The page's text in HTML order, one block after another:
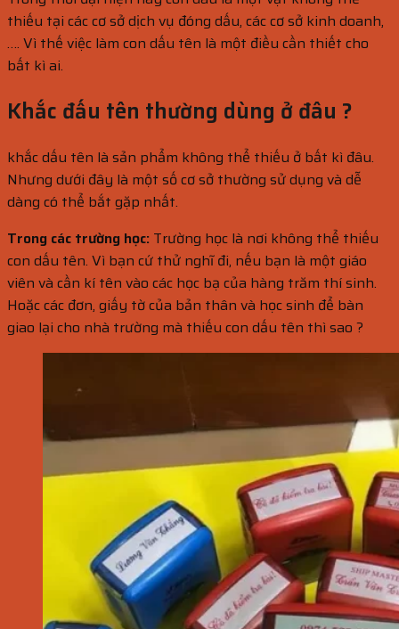
thiếu tại các cơ sở dịch vụ đóng dấu, các cơ sở kinh doanh,
…. Vì thế việc làm con dấu tên là một điều cần thiết cho
bất kì ai.
Khắc đấu tên thường dùng ở đâu ?
khắc dấu tên là sản phẩm không thể thiếu ở bất kì đâu.
Nhưng dưới đây là một số cơ sở thường sử dụng và dễ
dàng có thể bắt gặp nhất.
Trong các trường học: Trường học là nơi không thể thiếu
con dấu tên. Vì bạn cứ thử nghĩ đi, nếu bạn là một giáo
viên và cần kí tên vào các học bạ của hàng trăm thí sinh.
Hoặc các đơn, giấy tờ của bản thân và học sinh để bàn
giao lại cho nhà trường mà thiếu con dấu tên thì sao ?